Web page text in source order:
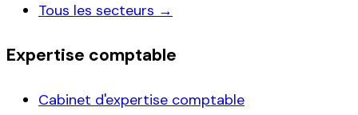
Tous les secteurs →
Expertise comptable
Cabinet d'expertise comptable